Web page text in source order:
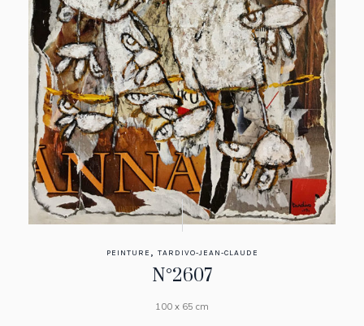
PEINTURE , TARDIVO-JEAN-CLAUDE
N°2607
100 x 65 cm